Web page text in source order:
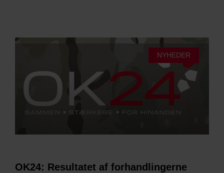
NYHEDER
OK24: Resultatet af forhandlingerne